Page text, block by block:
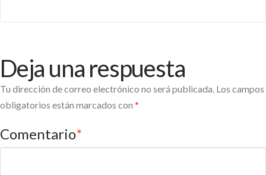
Deja una respuesta
Tu dirección de correo electrónico no será publicada. Los campos
obligatorios están marcados con *
Comentario*